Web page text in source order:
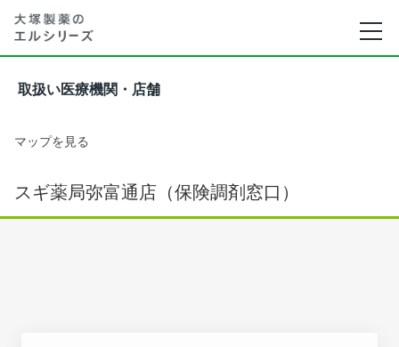
取扱い医療機関・店舗
マップを見る
スギ薬局弥富通店（保険調剤窓口）